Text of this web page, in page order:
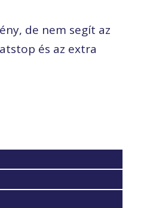
de nem segít az
és az extra